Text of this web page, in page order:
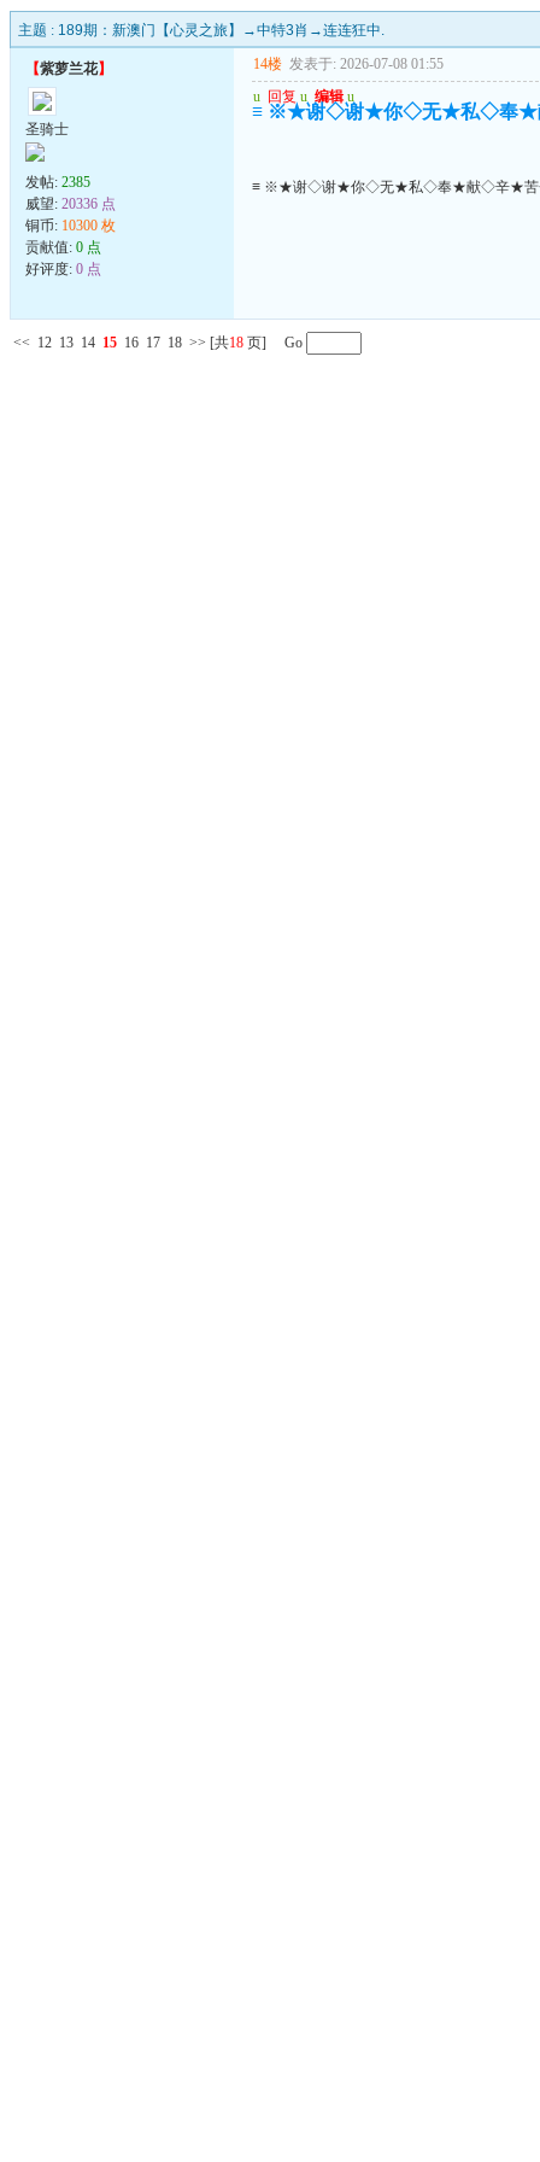
主题 : 189期：新澳门【心灵之旅】→中特3肖→连连狂中.
【紫萝兰花】
圣骑士
发帖: 2385
威望: 20336 点
铜币: 10300 枚
贡献值: 0 点
好评度: 0 点
14楼 发表于: 2026-07-08 01:55
u 回复 u 编辑 u
≡ ※★谢◇谢★你◇无★私◇奉
≡ ※★谢◇谢★你◇无★私◇奉★献◇辛★
<< 12 13 14 15 16 17 18 >> [共18 页] Go